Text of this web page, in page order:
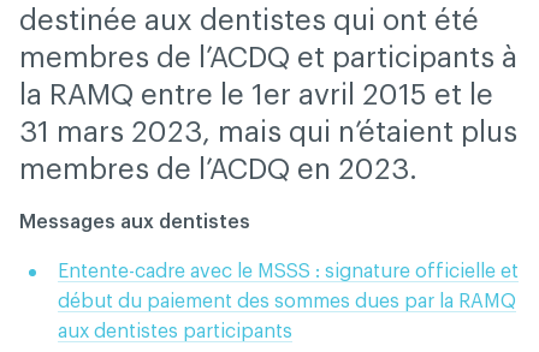
destinée aux dentistes qui ont été
membres de l’ACDQ et participants à
la RAMQ entre le 1er avril 2015 et le
31 mars 2023, mais qui n’étaient plus
membres de l’ACDQ en 2023.
Messages aux dentistes
Entente-cadre avec le MSSS : signature officielle et
début du paiement des sommes dues par la RAMQ
aux dentistes participants